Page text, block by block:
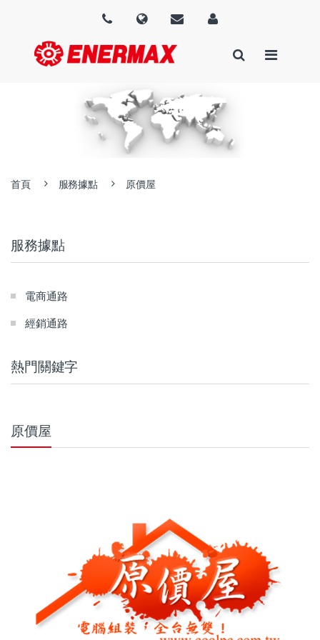
首頁 服務據點 原價屋
服務據點
電商通路
經銷通路
熱門關鍵字
原價屋